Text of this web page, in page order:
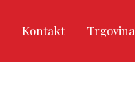
Kontakt Trgovina